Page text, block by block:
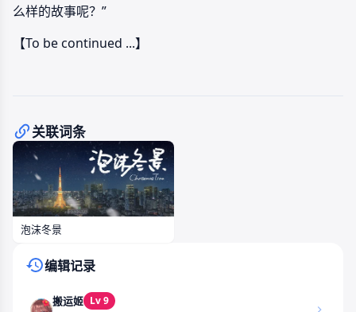
么样的故事呢？”
【To be continued ...】
关联词条
泡沫冬景
编辑记录
搬运姬 Lv 9